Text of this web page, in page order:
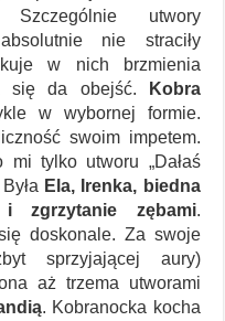
utwory
nie straciły
w nich brzmienia
się da obejść.
Kobra
w wybornej formie.
swoim impetem.
mi tylko utworu „Dałaś
Ela, Irenka, biedna
zgrzytanie zębami.
doskonale. Za swoje
sprzyjającej aury)
aż trzema utworami
. Kobranocka kocha